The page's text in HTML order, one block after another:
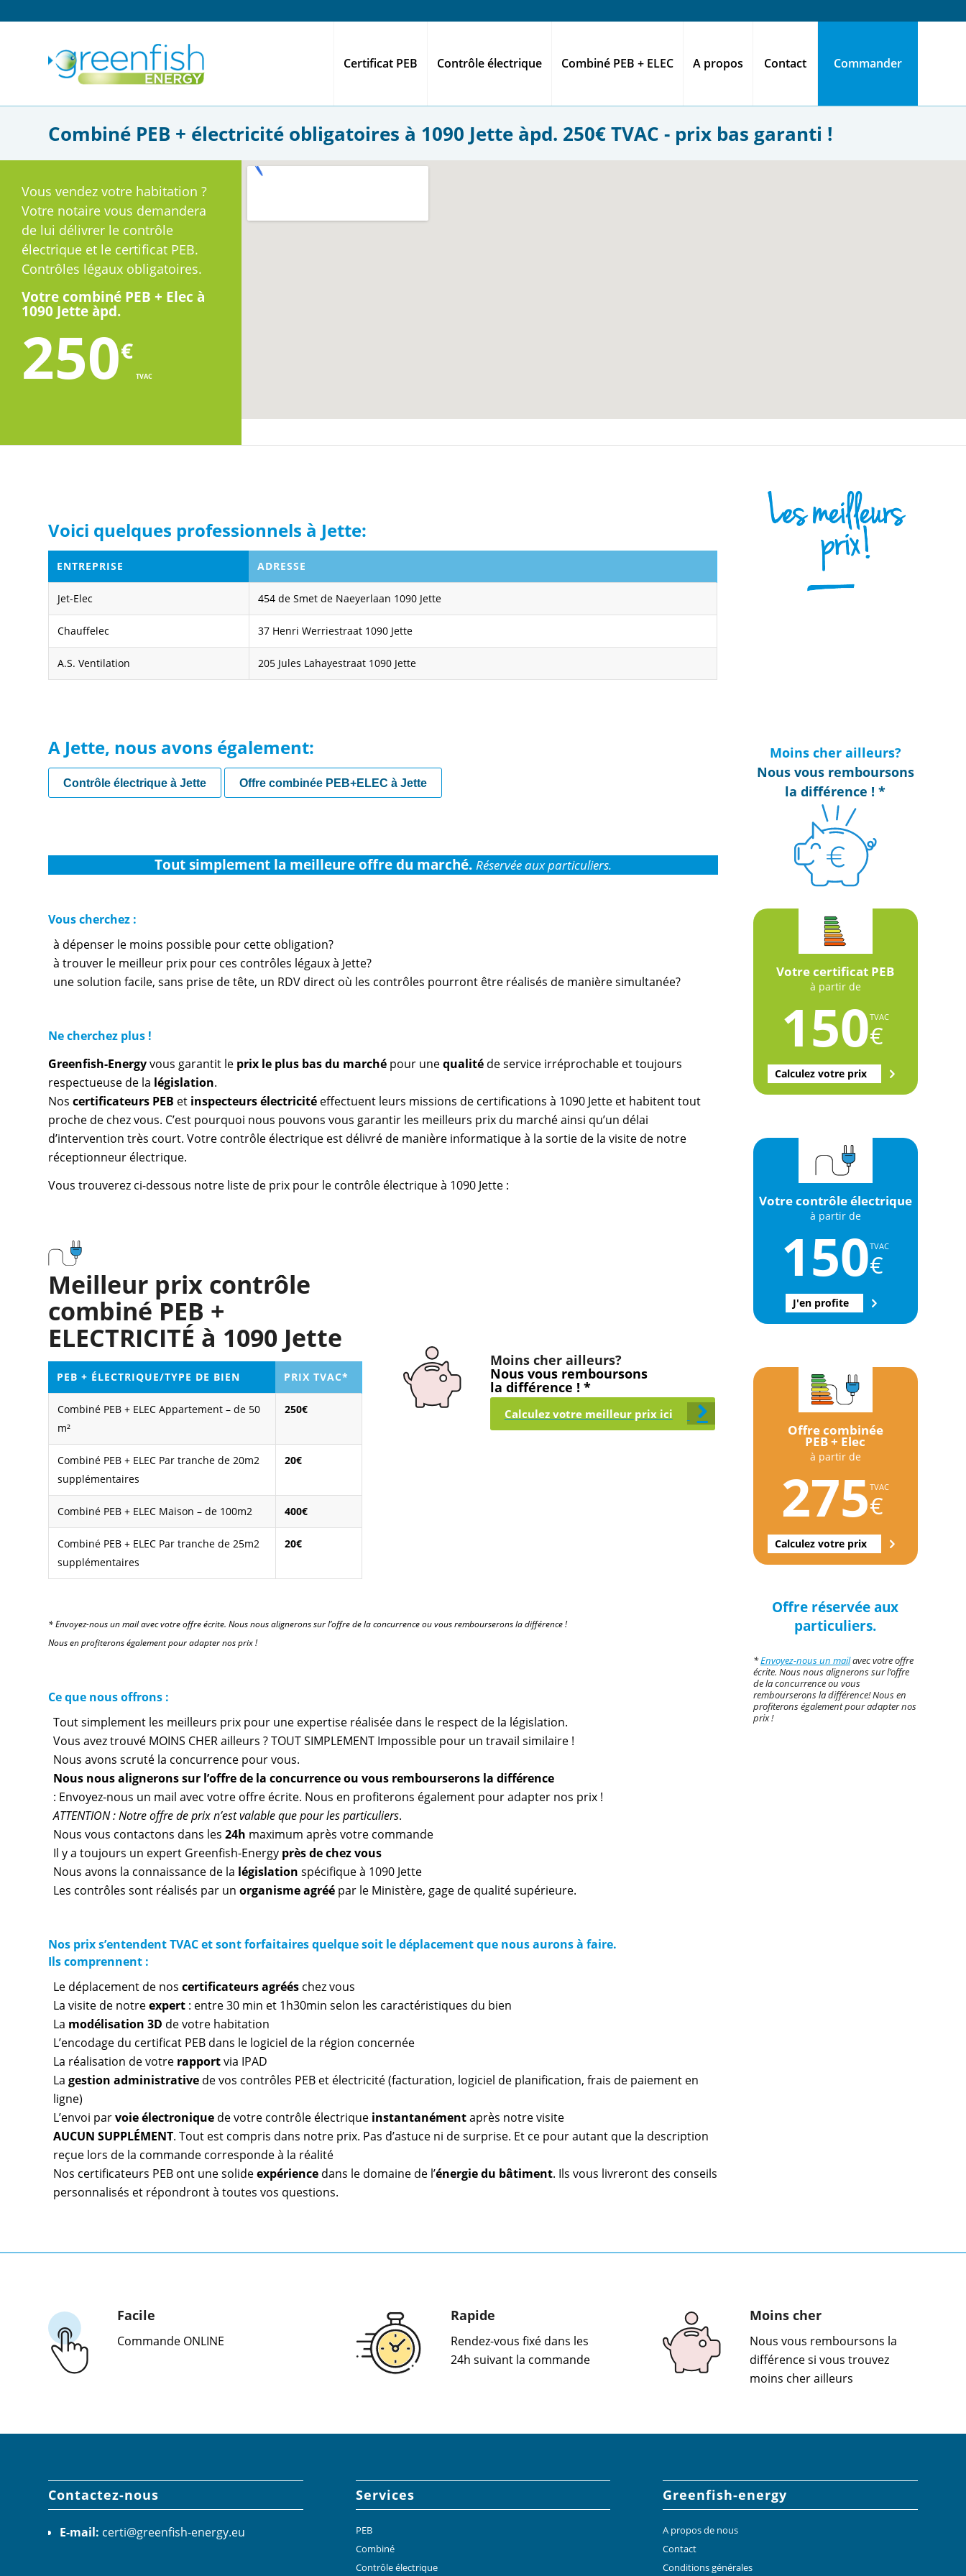
Certificat PEB Contrôle électrique Combiné PEB + ELEC A propos Contact Commander
Combiné PEB + électricité obligatoires à 1090 Jette àpd. 250€ TVAC - prix bas garanti !
Vous vendez votre habitation ?
Votre notaire vous demandera
de lui délivrer le contrôle
électrique et le certificat PEB.
Contrôles légaux obligatoires.
Votre combiné PEB + Elec à
1090 Jette àpd.
250€
TVAC
Voici quelques professionnels à Jette:
ENTREPRISE ADRESSE
Jet-Elec 454 de Smet de Naeyerlaan 1090 Jette
Chauffelec 37 Henri Werriestraat 1090 Jette
A.S. Ventilation 205 Jules Lahayestraat 1090 Jette
A Jette, nous avons également:
Contrôle électrique à Jette Offre combinée PEB+ELEC à Jette
Tout simplement la meilleure offre du marché. Réservée aux particuliers.
Vous cherchez :
à dépenser le moins possible pour cette obligation?
à trouver le meilleur prix pour ces contrôles légaux à Jette?
une solution facile, sans prise de tête, un RDV direct où les contrôles pourront être réalisés de manière simultanée?
Ne cherchez plus !
Greenfish-Energyvous garantit le prix le plus bas du marché pour unequalité de service irréprochable et toujours
respectueuse de la législation.
Nos certificateurs PEB et inspecteurs électricité effectuent leurs missions de certifications à 1090 Jette et habitent tout
proche de chez vous. C’est pourquoi nous pouvons vous garantir les meilleurs prix du marché ainsi qu’un délai
d’intervention très court. Votre contrôle électrique est délivré de manière informatique à la sortie de la visite de notre
réceptionneur électrique.
Vous trouverez ci-dessous notre liste de prix pour le contrôle électrique à 1090 Jette :
Meilleur prix contrôle
combiné PEB +
ELECTRICITÉ à 1090 Jette
PEB + ÉLECTRIQUE/TYPE DE BIEN PRIX TVAC*
Combiné PEB + ELEC Appartement – de 50
m²
250€
Combiné PEB + ELEC Par tranche de 20m2
supplémentaires
20€
Combiné PEB + ELEC Maison – de 100m2 400€
Combiné PEB + ELEC Par tranche de 25m2
supplémentaires
20€
Moins cher ailleurs?
Nous vous remboursons
la différence ! *
Calculez votre meilleur prix ici
* Envoyez-nous un mail avec votre offre écrite. Nous nous alignerons sur l’offre de la concurrence ou vous rembourserons la différence !
Nous en profiterons également pour adapter nos prix !
Ce que nous offrons :
Tout simplement les meilleurs prix pour une expertise réalisée dans le respect de la législation.
Vous avez trouvé MOINS CHER ailleurs ? TOUT SIMPLEMENT Impossible pour un travail similaire !
Nous avons scruté la concurrence pour vous.
Nous nous alignerons sur l’offre de la concurrence ou vous rembourserons la différence
: Envoyez-nous un mail avec votre offre écrite. Nous en profiterons également pour adapter nos prix !
ATTENTION : Notre offre de prix n’est valable que pour les particuliers.
Nous vous contactons dans les 24h maximum après votre commande
Il y a toujours un expert Greenfish-Energy près de chez vous
Nous avons la connaissance de la législation spécifique à 1090 Jette
Les contrôles sont réalisés par un organisme agréé par le Ministère, gage de qualité supérieure.
Nos prix s’entendent TVAC et sont forfaitaires quelque soit le déplacement que nous aurons à faire.
Ils comprennent :
Le déplacement de nos certificateurs agréés chez vous
La visite de notreexpert : entre 30 min et 1h30min selon les caractéristiques du bien
La modélisation 3D de votre habitation
L’encodage du certificat PEB dans le logiciel de la région concernée
La réalisation de votre rapportvia IPAD
La gestion administrative de vos contrôles PEB et électricité (facturation, logiciel de planification, frais de paiement en
ligne)
L’envoi parvoie électronique de votre contrôle électrique instantanémentaprès notre visite
AUCUN SUPPLÉMENT. Tout est compris dans notre prix. Pas d’astuce ni de surprise. Et ce pour autant que la description
reçue lors de la commande corresponde à la réalité
Nos certificateurs PEB ont une solideexpérience dans le domaine de l’énergie du bâtiment. Ils vous livreront des conseils
personnalisés et répondront à toutes vos questions.
Moins cher ailleurs?
Nous vous remboursons
la différence ! *
Votre certificat PEB
à partir de
150TVAC
€
Calculez votre prix
Votre contrôle électrique
à partir de
150TVAC
€
J'en profite
Offre combinée
PEB + Elec
à partir de
275TVAC
€
Calculez votre prix
Offre réservée aux
particuliers.
*Envoyez-nous un mailavec votre offre
écrite. Nous nous alignerons sur l’offre
de la concurrence ou vous
rembourserons la différence! Nous en
profiterons également pour adapter nos
prix !
Facile
Commande ONLINE
Rapide
Rendez-vous fixé dans les
24h suivant la commande
Moins cher
Nous vous remboursons la
différence si vous trouvez
moins cher ailleurs
Contactez-nous
E-mail: certi@greenfish-energy.eu
Services
PEB
Combiné
Contrôle électrique
Greenfish-energy
A propos de nous
Contact
Conditions générales